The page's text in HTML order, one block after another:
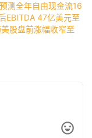
测全年自由现金流16
EBITDA 47亿美元至
股盘前涨幅收窄至